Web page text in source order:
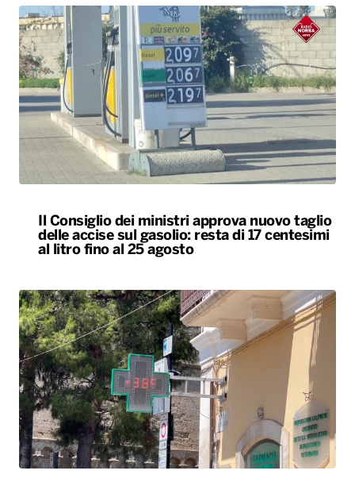
Il Consiglio dei ministri approva nuovo taglio
delle accise sul gasolio: resta di 17 centesimi
al litro fino al 25 agosto